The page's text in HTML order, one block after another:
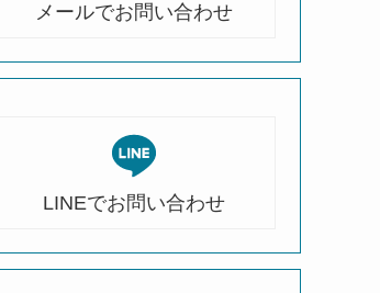
メールでお問い合わせ
LINEでお問い合わせ